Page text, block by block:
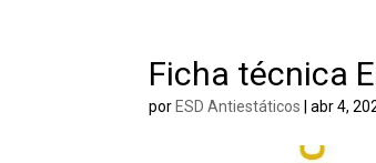
Ficha técnica
por ESD Antiestáticos |abr 4,